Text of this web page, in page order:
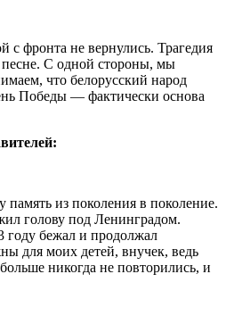
фронта не вернулись. Трагедия
песне. С одной стороны, мы
что белорусский народ
Победы — фактически основа
из поколения в поколение.
голову под Ленинградом.
году бежал и продолжал
для моих детей, внучек, ведь
никогда не повторились, и